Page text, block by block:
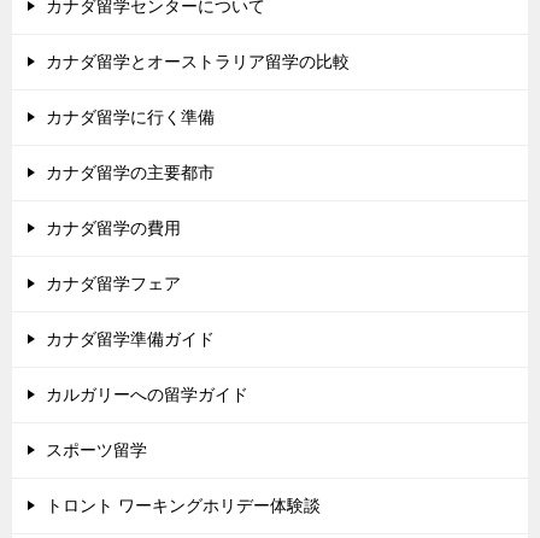
カナダ留学センターについて
カナダ留学とオーストラリア留学の比較
カナダ留学に行く準備
カナダ留学の主要都市
カナダ留学の費用
カナダ留学フェア
カナダ留学準備ガイド
カルガリーへの留学ガイド
スポーツ留学
トロント ワーキングホリデー体験談